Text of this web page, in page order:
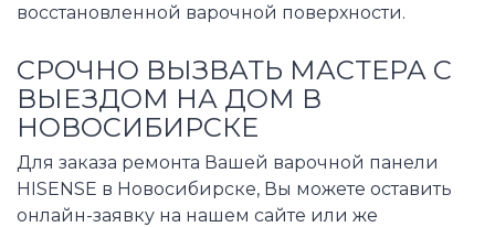
восстановленной варочной поверхности.
СРОЧНО ВЫЗВАТЬ МАСТЕРА С
ВЫЕЗДОМ НА ДОМ В
НОВОСИБИРСКЕ
Для заказа ремонта Вашей варочной панели
HISENSE в Новосибирске, Вы можете оставить
онлайн-заявку на нашем сайте или же